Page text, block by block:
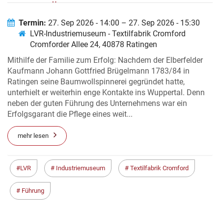
Termin: 27. Sep 2026 - 14:00 – 27. Sep 2026 - 15:30
LVR-Industriemuseum - Textilfabrik Cromford
Cromforder Allee 24, 40878 Ratingen
Mithilfe der Familie zum Erfolg: Nachdem der Elberfelder
Kaufmann Johann Gottfried Brügelmann 1783/84 in
Ratingen seine Baumwollspinnerei gegründet hatte,
unterhielt er weiterhin enge Kontakte ins Wuppertal. Denn
neben der guten Führung des Unternehmens war ein
Erfolgsgarant die Pflege eines weit...
mehr lesen
LVR Industriemuseum Textilfabrik Cromford
Führung